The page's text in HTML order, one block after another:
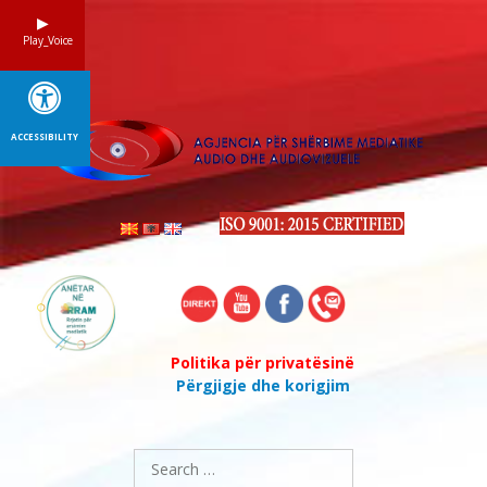
Politika për privatësinë
Përgjigje dhe korigjim
Search
for:
Play_Voice
ACCESSIBILITY